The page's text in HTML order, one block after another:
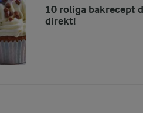
10 roliga bakrecept
direkt!